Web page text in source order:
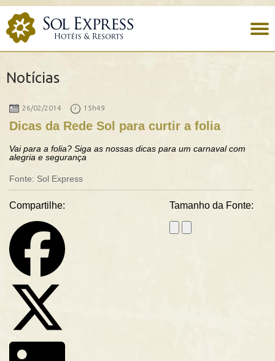
Notícias
26/02/2014 15h49
Dicas da Rede Sol para curtir a folia
Vai para a folia? Siga as nossas dicas para um carnaval com
alegria e segurança
Fonte: Sol Express
Compartilhe: Tamanho da Fonte: